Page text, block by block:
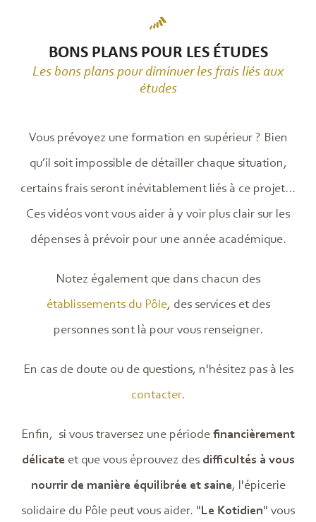
BONS PLANS POUR LES ÉTUDES
Les bons plans pour diminuer les frais liés aux
études
Vous prévoyez une formation en supérieur ? Bien
qu’il soit impossible de détailler chaque situation,
certains frais seront inévitablement liés à ce projet...
Ces vidéos vont vous aider à y voir plus clair sur les
dépenses à prévoir pour une année académique.
Notez également que dans chacun des
établissements du Pôle, des services et des
personnes sont là pour vous renseigner.
En cas de doute ou de questions, n'hésitez pas à les
contacter.
Enfin, si vous traversez une période financièrement
délicate et que vous éprouvez des difficultés à vous
nourrir de manière équilibrée et saine, l'épicerie
solidaire du Pôle peut vous aider. " Le Kotidien" vous